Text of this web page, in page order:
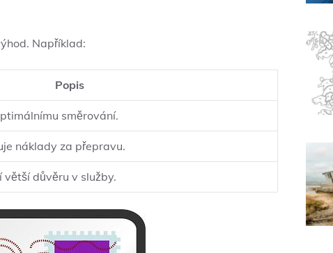
Například:
Popis
směrování.
náklady za přepravu.
důvěru v služby.